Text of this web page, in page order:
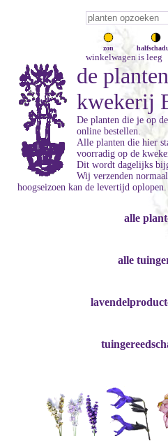
zon
winkelwagen is leeg
de
kwekerij
De planten die je op
online bestellen.
Alle planten die hier
voorradig op de
Dit wordt dagelijks
Wij verzenden
hoogseizoen kan de levertijd oplopen.
alle
alle